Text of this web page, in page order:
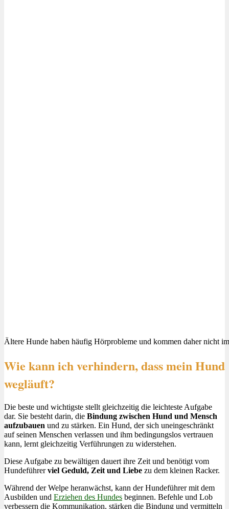
Ältere Hunde haben häufig Hörprobleme und kommen daher nicht
Wie kann ich verhindern, dass mein Hund
wegläuft?
Die beste und wichtigste stellt gleichzeitig die leichteste Aufgabe
dar. Sie besteht darin, die Bindung zwischen Hund und Mensch
aufzubauen und zu stärken. Ein Hund, der sich uneingeschränkt
auf seinen Menschen verlassen und ihm bedingungslos vertrauen
kann, lernt gleichzeitig Verführungen zu widerstehen.
Diese Aufgabe zu bewältigen dauert ihre Zeit und benötigt vom
Hundeführerviel Geduld, Zeit und Liebe zu dem kleinen Racker.
Während der Welpe heranwächst, kann der Hundeführer mit dem
Ausbilden und Erziehen des Hundes beginnen. Befehle und Lob
verbessern die Kommunikation, stärken die Bindung und vermitteln